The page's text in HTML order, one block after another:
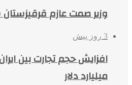
وزیر صمت عازم
3 روز پیش
میلیارد دلار